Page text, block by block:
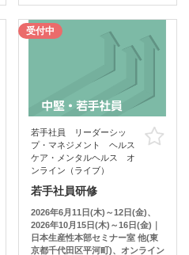
お気に入り
受付中
若手社員 リーダーシッ
プ・マネジメント ヘルス
ケア・メンタルヘルス オ
ンライン（ライブ）
若手社員研修
2026年6月11日(木)～12日(金)、
2026年10月15日(木)～16日(金)｜
日本生産性本部セミナー室 他(東
京都千代田区平河町)、オンライン